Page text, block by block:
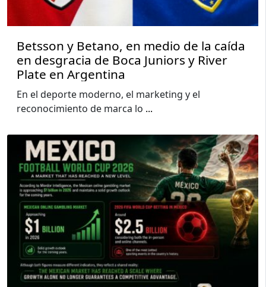
Betsson y Betano, en medio de la caída
en desgracia de Boca Juniors y River
Plate en Argentina
En el deporte moderno, el marketing y el
reconocimiento de marca lo ...